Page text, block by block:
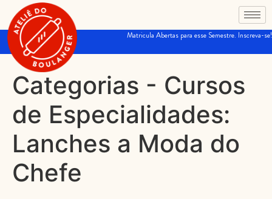
Matricula Abertas para esse Semestre. Inscreva-se!
Categorias - Cursos
de Especialidades:
Lanches a Moda do
Chefe